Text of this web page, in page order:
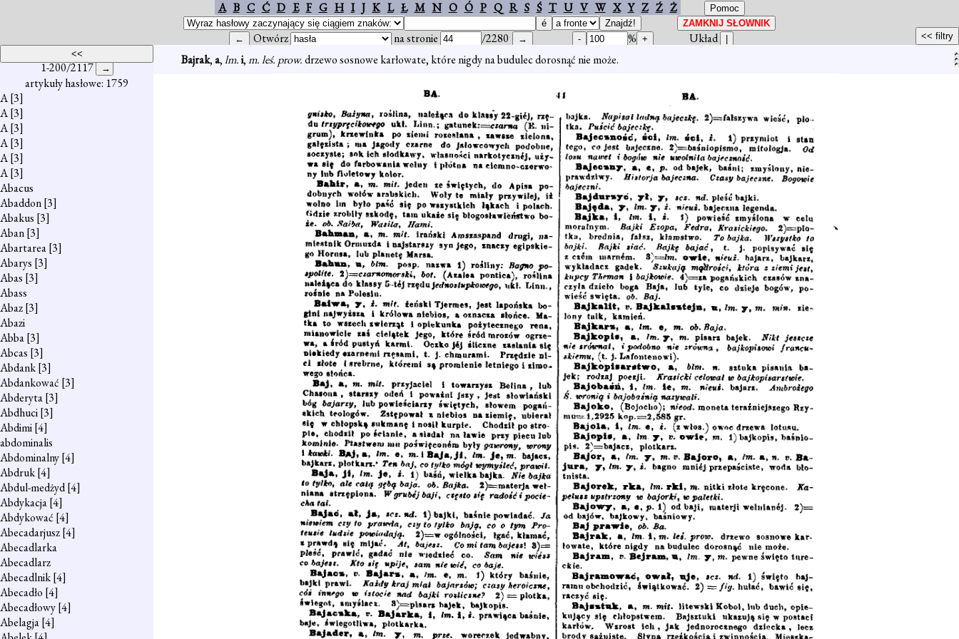
A B C Ć D E F G H I J K L Ł M N O Ó P Q R S Ś T U V W X Y Z Ź Ż
Otwórz na stronie /2280 %
Układ
1-200/2117
artykuły hasłowe: 1759
A[3]
A[3]
A[3]
A[3]
A[3]
A[3]
Abacus
Abaddon[3]
Abakus [3]
Aban[3]
Abartarea[3]
Abarys [3]
Abas [3]
Abass
Abaz[3]
Abazi
Abba[3]
Abcas [3]
Abdank[3]
Abdankować [3]
Abderyta[3]
Abdhuci[3]
Abdimi[4]
abdominalis
Abdominalny[4]
Abdruk[4]
Abdul-medżyd[4]
Abdykacja[4]
Abdykować [4]
Abecadarjusz[4]
Abecadlarka
Abecadlarz
Abecadlnik[4]
Abecadło [4]
Abecadłowy[4]
Abelagja[4]
Bajrak,a,lm.i,m. leś. prow.drzewo sosnowe karłowate, które nigdy na budulec dorosnąć nie może.